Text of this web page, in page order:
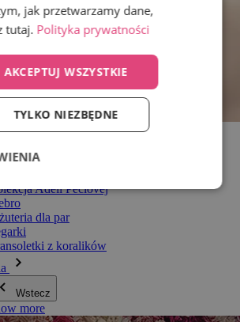
w kategorii Biżuteria
Adéli Pečlovej
dla par
z koralików
Wstecz
more
jak przetwarzamy dane,
tutaj. Polityka prywatności
AKCEPTUJ WSZYSTKIE
TYLKO NIEZBĘDNE